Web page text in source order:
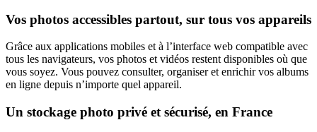
Vos photos accessibles partout, sur tous vos appareils
Grâce aux applications mobiles et à l’interface web compatible avec
tous les navigateurs, vos photos et vidéos restent disponibles où que
vous soyez. Vous pouvez consulter, organiser et enrichir vos albums
en ligne depuis n’importe quel appareil.
Un stockage photo privé et sécurisé, en France